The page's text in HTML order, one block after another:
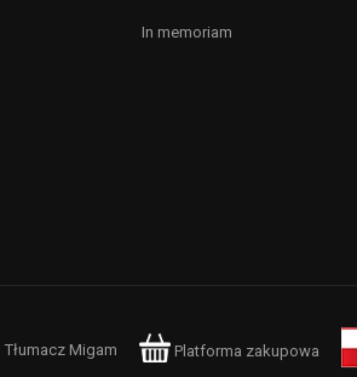
In memoriam
Tłumacz Migam Platforma zakupowa